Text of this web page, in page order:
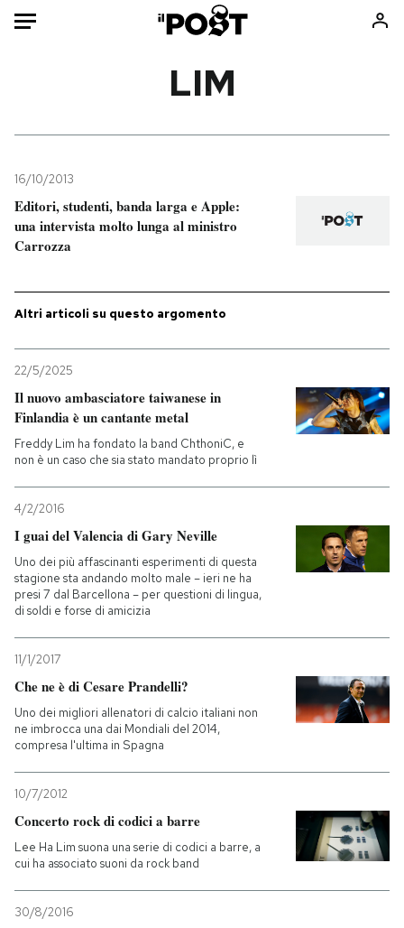
Mondo
Politica
Tecnologia
Internet
Cultura
Consumismi
Storie/Idee
PODCAST
NEWSLETTER
I MIEI PREFERITI
SHOP
CALENDARIO
AREA PERSONALE
Entra
LIM
16/10/2013
Editori, studenti, banda larga e Apple:
una intervista molto lunga al ministro
Carrozza
Altri articoli su questo argomento
22/5/2025
Il nuovo ambasciatore taiwanese in
Finlandia è un cantante metal
Freddy Lim ha fondato la band ChthoniC, e
non è un caso che sia stato mandato proprio lì
4/2/2016
I guai del Valencia di Gary Neville
Uno dei più affascinanti esperimenti di questa
stagione sta andando molto male – ieri ne ha
presi 7 dal Barcellona – per questioni di lingua,
di soldi e forse di amicizia
11/1/2017
Che ne è di Cesare Prandelli?
Uno dei migliori allenatori di calcio italiani non
ne imbrocca una dai Mondiali del 2014,
compresa l'ultima in Spagna
10/7/2012
Concerto rock di codici a barre
Lee Ha Lim suona una serie di codici a barre, a
cui ha associato suoni da rock band
30/8/2016